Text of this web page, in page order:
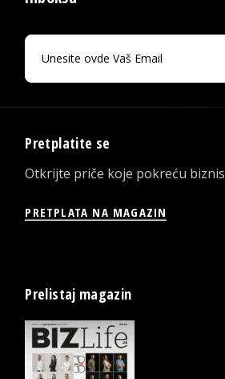
Pretplatite se
Otkrijte priče koje pokreću biznis
PRETPLATA NA MAGAZIN
Prelistaj magazin